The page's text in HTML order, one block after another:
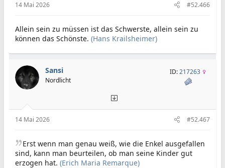
14 Mai 2026 #52.466
Allein sein zu müssen ist das Schwerste, allein sein zu
können das Schönste. (Hans Krailsheimer)
Sansi
Nordlicht
ID:217263
14 Mai 2026 #52.467
Erst wenn man genau weiß, wie die Enkel ausgefallen
sind, kann man beurteilen, ob man seine Kinder gut
erzogen hat. (Erich Maria Remarque)